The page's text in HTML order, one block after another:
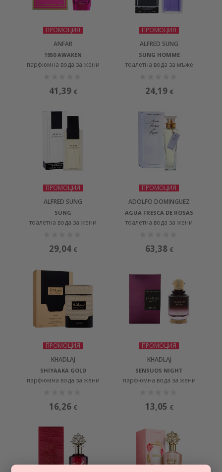
ПРОМОЦИЯ
ANFAR
1950 AWAKEN
парфюмна вода за жени
41,39 €
ПРОМОЦИЯ
ALFRED SUNG
SUNG HOMME
тоалетна вода за мъже
24,19 €
ПРОМОЦИЯ
ALFRED SUNG
SUNG
тоалетна вода за жени
29,04 €
ПРОМОЦИЯ
ADOLFO DOMINGUEZ
AGUA FRESCA DE ROSAS
тоалетна вода за жени
63,38 €
ПРОМОЦИЯ
KHADLAJ
SHIYAAKA GOLD
парфюмна вода за жени
16,26 €
ПРОМОЦИЯ
KHADLAJ
SENSUOS NIGHT
парфюмна вода за жени
13,05 €